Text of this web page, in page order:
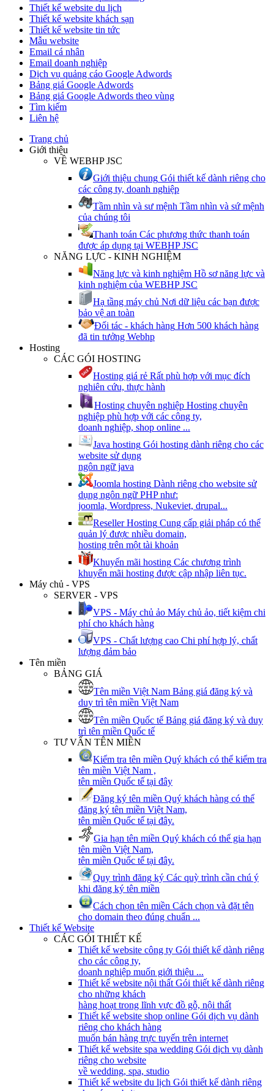
Thiết kế website du lịch
Thiết kế website khách sạn
Thiết kế website tin tức
Mẫu website
Email cá nhân
Email doanh nghiệp
Dịch vụ quảng cáo Google Adwords
Bảng giá Google Adwords
Bảng giá Google Adwords theo vùng
Tìm kiếm
Liên hệ
Trang chủ
Giới thiệu
VỀ WEBHP JSC
Giới thiệu chung Gói thiết kế dành riêng cho
các công ty, doanh nghiệp
Tầm nhìn và sư mệnh Tầm nhìn và sứ mệnh
của chúng tôi
Thanh toán Các phương thức thanh toán
được áp dụng tại WEBHP JSC
NĂNG LỰC - KINH NGHIỆM
Năng lực và kinh nghiệm Hồ sơ năng lực và
kinh nghiệm của WEBHP JSC
Hạ tầng máy chủ Nơi dữ liệu các bạn được
bảo vệ an toàn
Đối tác - khách hàng Hơn 500 khách hàng
đã tin tưởng Webhp
Hosting
CÁC GÓI HOSTING
Hosting giá rẻ Rất phù hợp với mục đích
nghiên cứu, thực hành
Hosting chuyên nghiệp Hosting chuyên
nghiệp phù hợp với các công ty,
doanh nghiệp, shop online ...
Java hosting Gói hosting dành riêng cho các
website sử dụng
ngôn ngữ java
Joomla hosting Dành riêng cho website sử
dụng ngôn ngữ PHP như:
joomla, Wordpress, Nukeviet, drupal...
Reseller Hosting Cung cấp giải pháp có thể
quản lý được nhiều domain,
hosting trên một tài khoản
Khuyến mãi hosting Các chương trình
khuyến mãi hosting được cập nhập liên tục.
Máy chủ - VPS
SERVER - VPS
VPS - Máy chủ ảo Máy chủ ảo, tiết kiệm chi
phí cho khách hàng
VPS - Chất lượng cao Chi phí hợp lý, chất
lượng đảm bảo
Tên miền
BẢNG GIÁ
Tên miền Việt Nam Bảng giá đăng ký và
duy trì tên miền Việt Nam
Tên miền Quốc tế Bảng giá đăng ký và duy
trì tên miền Quốc tế
TƯ VẤN TÊN MIỀN
Kiểm tra tên miền Quý khách có thể kiểm tra
tên miền Việt Nam ,
tên miền Quốc tế tại đây
Đăng ký tên miền Quý khách hàng có thể
đăng ký tên miền Việt Nam,
tên miền Quốc tế tại đây.
Gia hạn tên miền Quý khách có thể gia hạn
tên miền Việt Nam,
tên miền Quốc tế tại đây.
Quy trình đăng ký Các quỳ trình cần chú ý
khi đăng ký tên miền
Cách chọn tên miền Cách chọn và đặt tên
cho domain theo đúng chuẩn ...
Thiết kế Website
CÁC GÓI THIẾT KẾ
Thiết kế website công ty Gói thiết kế dành riêng
cho các công ty,
doanh nghiệp muốn giới thiệu ...
Thiết kế website nội thất Gói thiết kế dành riêng
cho những khách
hàng hoạt trong lĩnh vực đồ gỗ, nội thất
Thiết kế website shop online Gói dịch vụ dành
riêng cho khách hàng
muốn bán hàng trực tuyến trên internet
Thiết kế website spa wedding Gói dịch vụ dành
riêng cho website
về wedding, spa, studio
Thiết kế website du lịch Gói thiết kế dành riêng